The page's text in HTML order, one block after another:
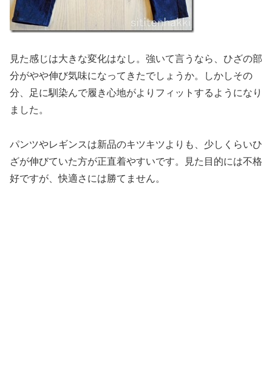
見た感じは大きな変化はなし。強いて言うなら、ひざの部
分がやや伸び気味になってきたでしょうか。しかしその
分、足に馴染んで履き心地がよりフィットするようになり
ました。
パンツやレギンスは新品のキツキツよりも、少しくらいひ
ざが伸びていた方が正直着やすいです。見た目的には不格
好ですが、快適さには勝てません。